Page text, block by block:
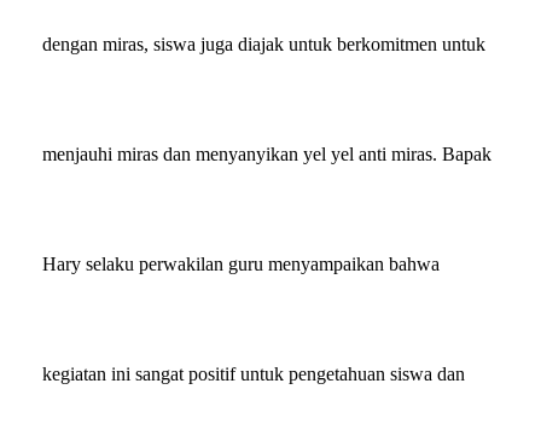
dengan miras, siswa juga diajak untuk berkomitmen untuk
menjauhi miras dan menyanyikan yel yel anti miras. Bapak
Hary selaku perwakilan guru menyampaikan bahwa
kegiatan ini sangat positif untuk pengetahuan siswa dan